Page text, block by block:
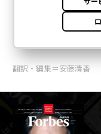
翻訳・編集＝安藤清香